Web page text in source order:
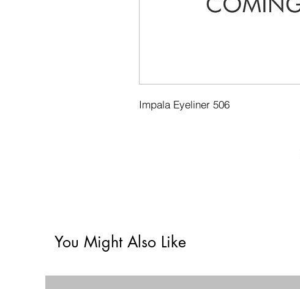
Impala Eyeliner 506
You Might Also Like